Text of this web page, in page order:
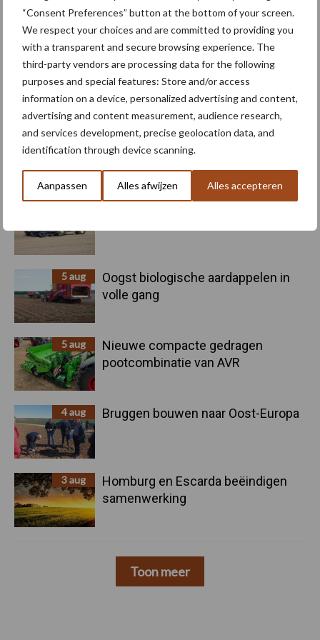
“Consent Preferences” button at the bottom of your screen.
We respect your choices and are committed to providing you
with a transparent and secure browsing experience. The
third-party vendors are processing data for the following
purposes and special features: Store and/or access
information on a device, personalized advertising and content,
advertising and content measurement, audience research,
and services development, precise geolocation data, and
identification through device scanning.
Aanpassen Alles afwijzen Alles accepteren
Primaire
Sidebar
Recent nieuws Partner nieuws
5 aug
Oogst biologische aardappelen in
volle gang
5 aug
Nieuwe compacte gedragen
pootcombinatie van AVR
4 aug Bruggen bouwen naar Oost-Europa
3 aug
Homburg en Escarda beëindigen
samenwerking
Toon meer
Kunstmeststrooier Pootmachine
Toon meer